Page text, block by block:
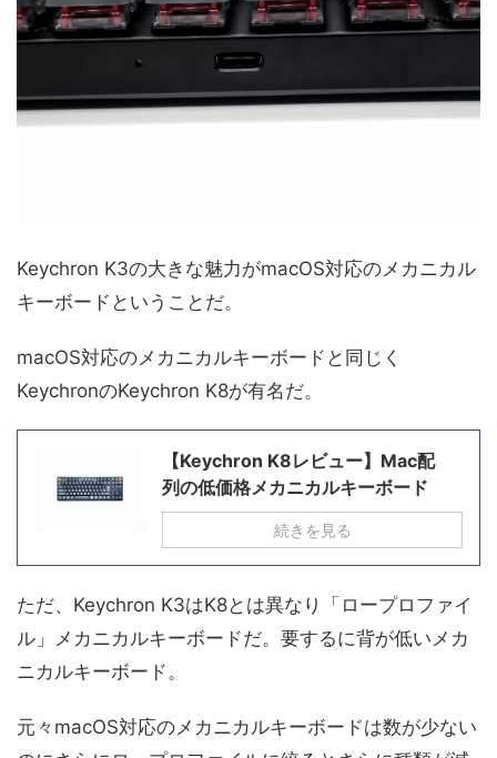
Keychron K3の大きな魅力がmacOS対応のメカニカル
キーボードということだ。
macOS対応のメカニカルキーボードと同じく
KeychronのKeychron K8が有名だ。
【Keychron K8レビュー】Mac配
列の低価格メカニカルキーボード
続きを見る
ただ、Keychron K3はK8とは異なり「ロープロファイ
ル」メカニカルキーボードだ。要するに背が低いメカ
ニカルキーボード。
元々macOS対応のメカニカルキーボードは数が少ない